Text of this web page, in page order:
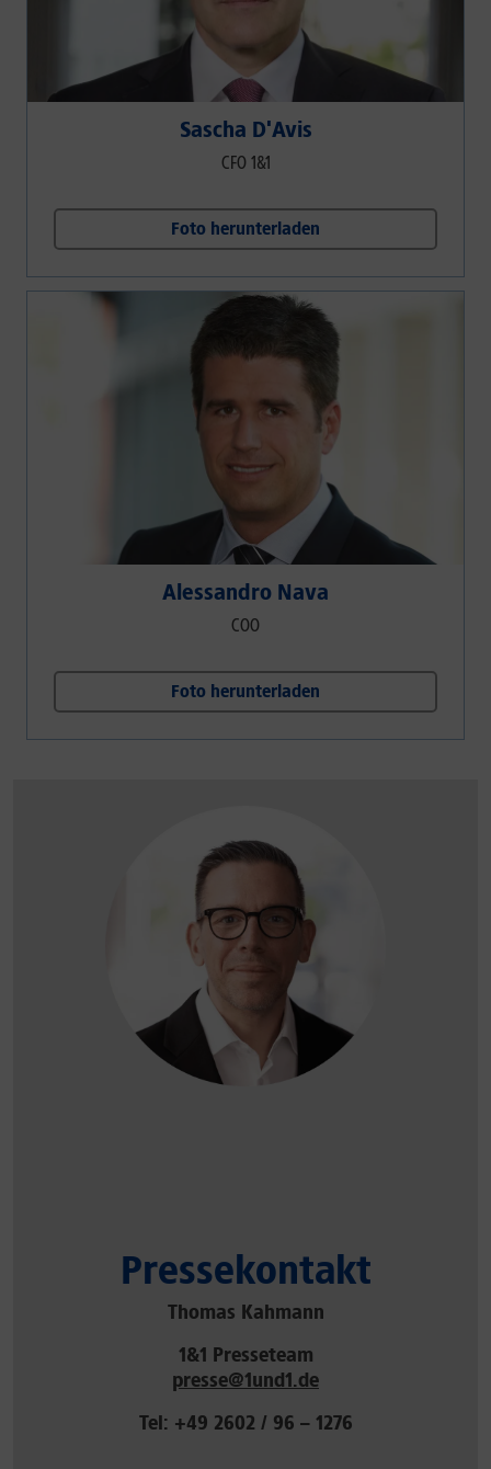
Sascha D'Avis
CFO 1&1
Foto herunterladen
Alessandro Nava
COO
Foto herunterladen
Pressekontakt
Thomas Kahmann
1&1 Presseteam
presse@1und1.de
Tel: +49 2602 / 96 – 1276